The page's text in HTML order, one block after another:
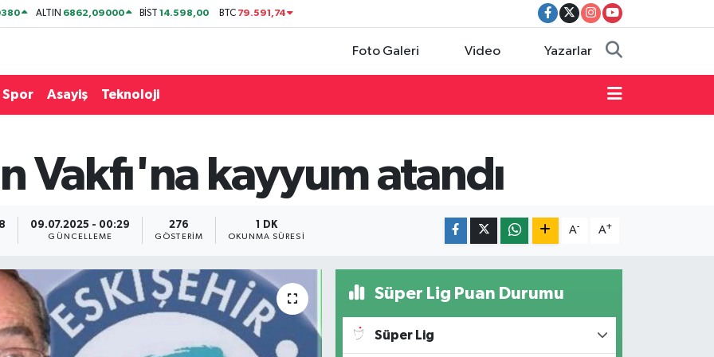
ALTIN 6862,09000 BİST14.598,00 BTC 79.591,74
Foto Galeri Video Yazarlar
Spor Asayiş Teknoloji
Vakfı'na kayyum atandı
09.07.2025 - 00:29
GÜNCELLEME
276
GÖSTERIM
1 DK
OKUNMA SÜRESI
A- A+
Süper Lig Puan Durumu
Süper Lig